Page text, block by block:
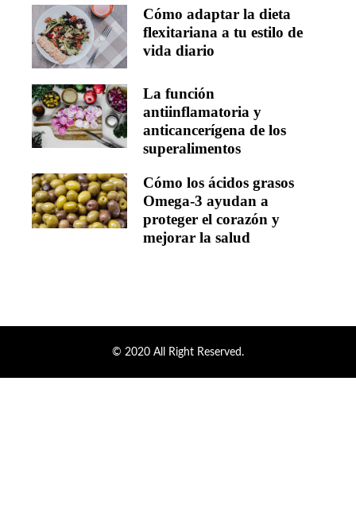
Cómo adaptar la dieta
flexitariana a tu estilo de
vida diario
La función
antiinflamatoria y
anticancerígena de los
superalimentos
Cómo los ácidos grasos
Omega-3 ayudan a
proteger el corazón y
mejorar la salud
© 2020 All Right Reserved.